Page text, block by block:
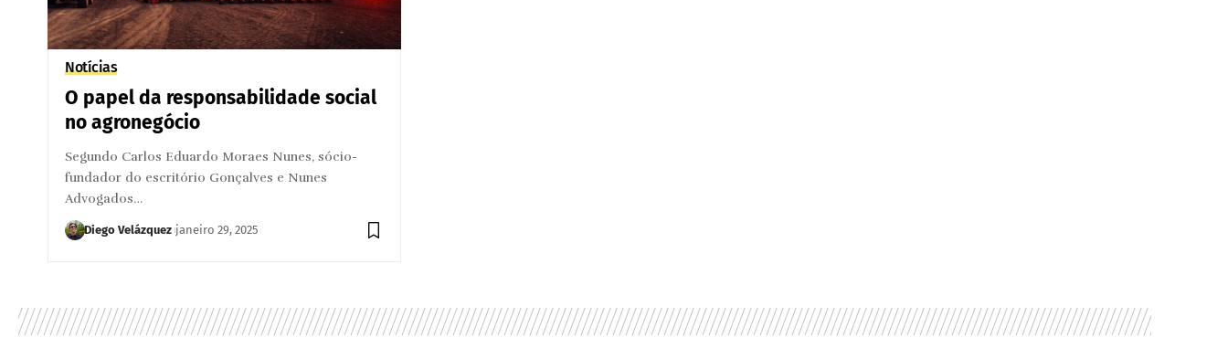
Notícias
O papel da responsabilidade social
no agronegócio
Segundo Carlos Eduardo Moraes Nunes, sócio-
fundador do escritório Gonçalves e Nunes
Advogados…
Diego Velázquez janeiro 29, 2025